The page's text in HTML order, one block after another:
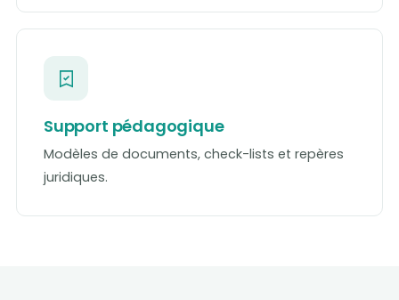
Support pédagogique
Modèles de documents, check-lists et repères
juridiques.